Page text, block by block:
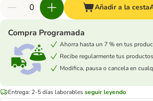
Añadir a la cesta
Compra Programada
Ahorra hasta un 7 % en tus
Recibe regularmente tus productos
Modifica, pausa o cancela en
Entrega: 2-5 días laborablesseguir leyendo